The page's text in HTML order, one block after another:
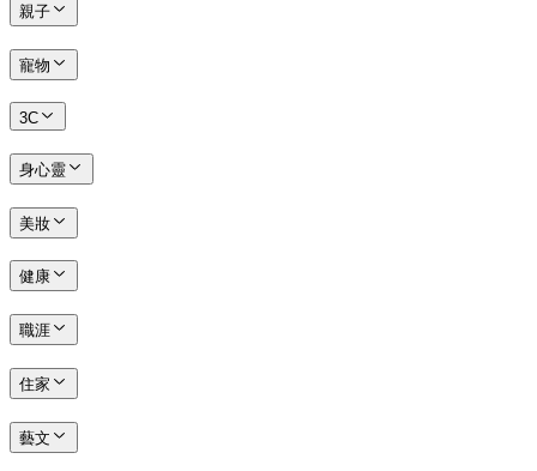
親子
寵物
3C
身心靈
美妝
健康
職涯
住家
藝文